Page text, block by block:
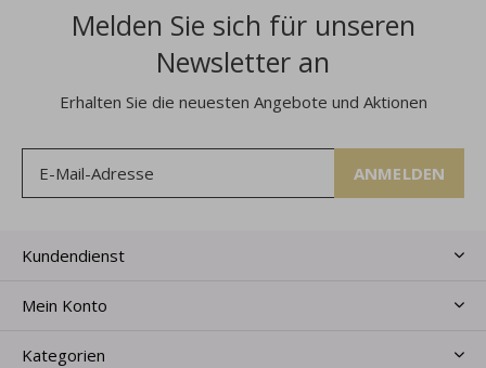
Melden Sie sich für unseren
Newsletter an
Erhalten Sie die neuesten Angebote und Aktionen
ANMELDEN
Kundendienst
Mein Konto
Kategorien